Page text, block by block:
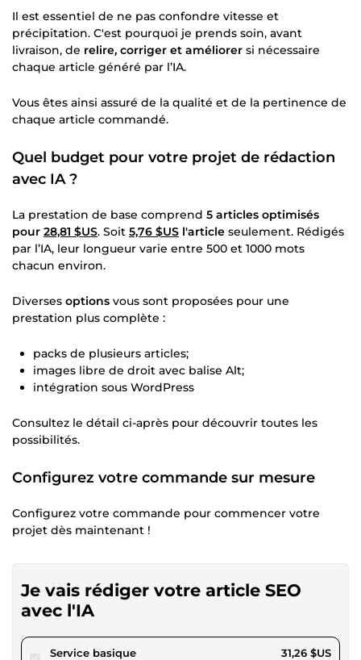
Il est essentiel de ne pas confondre vitesse et
précipitation. C'est pourquoi je prends soin, avant
livraison, de relire, corriger et améliorer si nécessaire
chaque article généré par l’IA.
Vous êtes ainsi assuré de la qualité et de la pertinence de
chaque article commandé.
Quel budget pour votre projet de rédaction
avec IA ?
La prestation de base comprend 5 articles optimisés
pour 28,81 $US. Soit 5,76 $US l'article seulement. Rédigés
par l’IA, leur longueur varie entre 500 et 1000 mots
chacun environ.
Diverses options vous sont proposées pour une
prestation plus complète :
packs de plusieurs articles;
images libre de droit avec balise Alt;
intégration sous WordPress
Consultez le détail ci-après pour découvrir toutes les
possibilités.
Configurez votre commande sur mesure
Configurez votre commande pour commencer votre
projet dès maintenant !
Je vais rédiger votre article SEO
avec l'IA
Service basiquepour 28,81 $US 31,26 $US